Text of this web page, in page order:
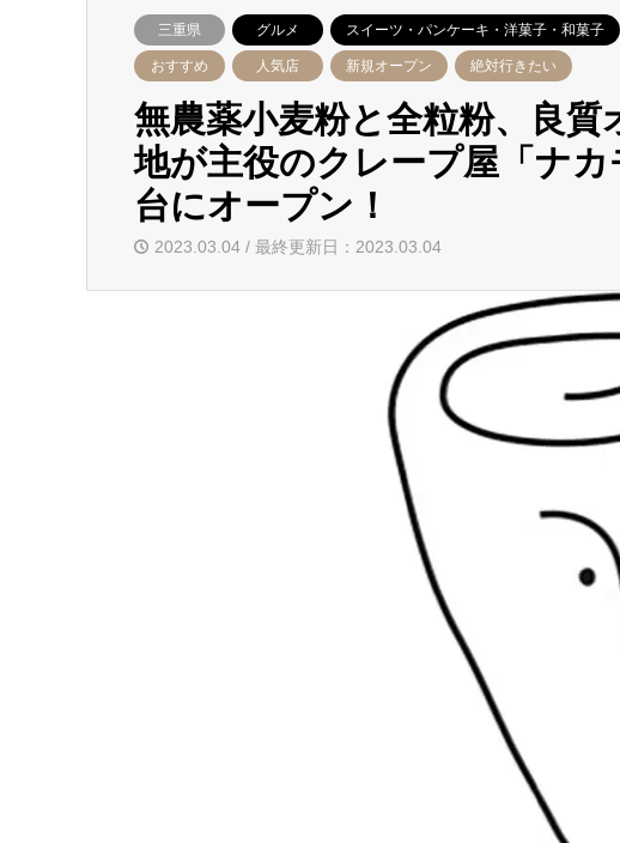
三重県 グルメ スイーツ・パンケーキ・洋菓子・和菓子
おすすめ 人気店 新規オープン 絶対行きたい
無農薬小麦粉と全粒粉、良
地が主役のクレープ屋「ナ
台にオープン！
2023.03.04 / 最終更新日：2023.03.04